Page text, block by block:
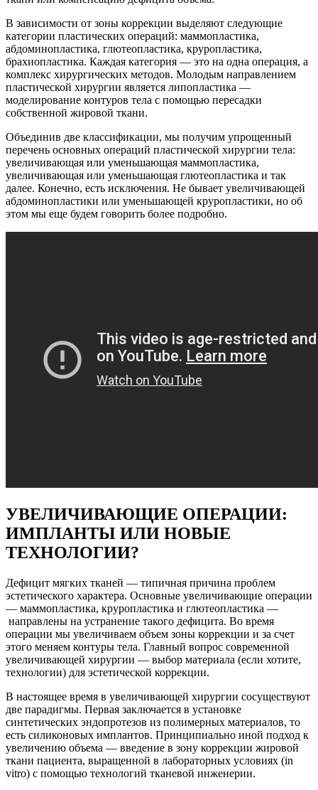
В зависимости от зоны коррекции выделяют следующие
категории пластических операций: маммопластика,
абдоминопластика, глютеопластика, круропластика,
брахиопластика. Каждая категория — это на одна операция, а
комплекс хирургических методов. Молодым направлением
пластической хирургии является липопластика —
моделирование контуров тела с помощью пересадки
собственной жировой ткани.
Объединив две классификации, мы получим упрощенный
перечень основных операций пластической хирургии тела:
увеличивающая или уменьшающая маммопластика,
увеличивающая или уменьшающая глютеопластика и так
далее. Конечно, есть исключения. Не бывает увеличивающей
абдоминопластики или уменьшающей круропластики, но об
этом мы еще будем говорить более подробно.
УВЕЛИЧИВАЮЩИЕ ОПЕРАЦИИ:
ИМПЛАНТЫ ИЛИ НОВЫЕ
ТЕХНОЛОГИИ?
Дефицит мягких тканей — типичная причина проблем
эстетического характера. Основные увеличивающие операции
— маммопластика, круропластика и глютеопластика —
направлены на устранение такого дефицита. Во время
операции мы увеличиваем объем зоны коррекции и за счет
этого меняем контуры тела. Главный вопрос современной
увеличивающей хирургии — выбор материала (если хотите,
технологии) для эстетической коррекции.
В настоящее время в увеличивающей хирургии сосуществуют
две парадигмы. Первая заключается в установке
синтетических эндопротезов из полимерных материалов, то
есть силиконовых имплантов. Принципиально иной подход к
увеличению объема — введение в зону коррекции жировой
ткани пациента, выращенной в лабораторных условиях (in
vitro) с помощью технологий тканевой инженерии.